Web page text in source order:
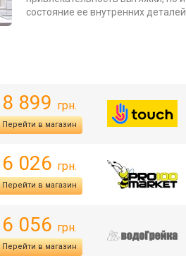
состояние ее внутренних деталей
8 899 грн.
Перейти в магазин
6 026 грн.
Перейти в магазин
6 056 грн.
Перейти в магазин